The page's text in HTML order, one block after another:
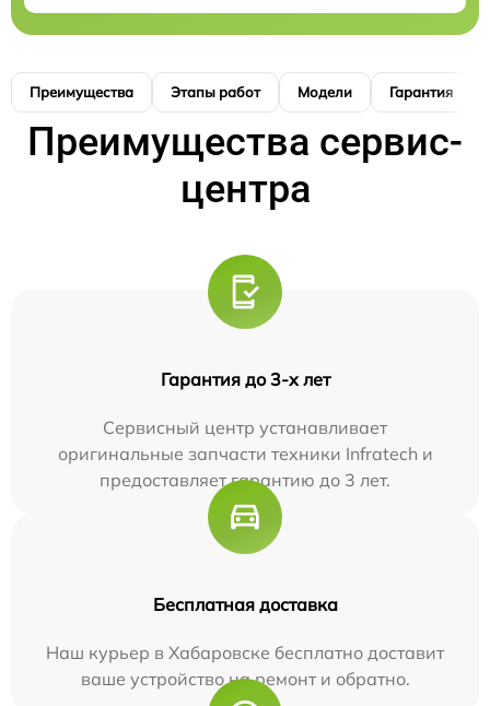
Преимущества Этапы работ Модели Гарантия
Преимущества сервис-
центра
Гарантия до 3-х лет
Сервисный центр устанавливает
оригинальные запчасти техники Infratech и
предоставляет гарантию до 3 лет.
Бесплатная доставка
Наш курьер в Хабаровске бесплатно доставит
ваше устройство на ремонт и обратно.